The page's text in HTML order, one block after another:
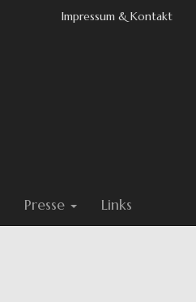
Impressum & Kontakt
Presse Links